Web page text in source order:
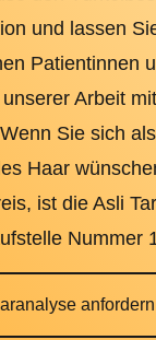
und lassen
Patientinnen
Arbeit
Sie sich
Haar
ist die Asli
Nummer
anfordern